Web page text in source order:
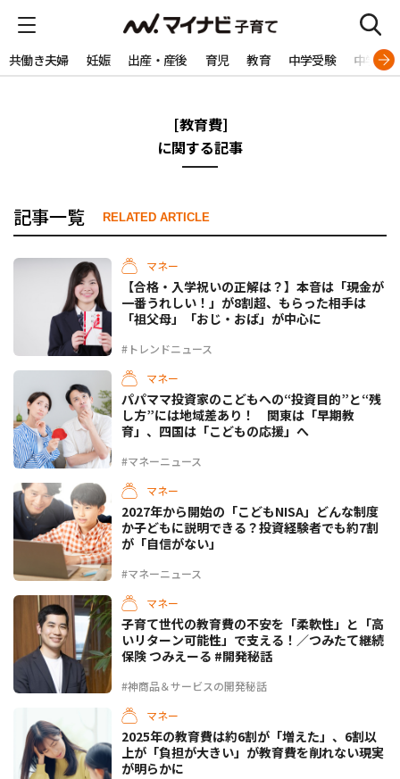
共働き夫婦 妊娠 出産・産後 育児 教育 中学受験 中学生
[教育費]
に関する記事
記事一覧 RELATED ARTICLE
マネー
#トレンドニュース
【合格・入学祝いの正解は？】本音は「現金が
一番うれしい！」が8割超、もらった相手は
「祖父母」「おじ・おば」が中心に
マネー
#マネーニュース
パパママ投資家のこどもへの“投資目的”と“残
し方”には地域差あり！ 関東は「早期教
育」、四国は「こどもの応援」へ
マネー
#マネーニュース
2027年から開始の「こどもNISA」どんな制度
か子どもに説明できる？投資経験者でも約7割
が「自信がない」
マネー
#神商品＆サービスの開発秘話
子育て世代の教育費の不安を「柔軟性」と「高
いリターン可能性」で支える！／つみたて継続
保険 つみえーる #開発秘話
マネー
2025年の教育費は約6割が「増えた」、6割以
上が「負担が大きい」が教育費を削れない現実
が明らかに